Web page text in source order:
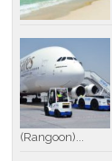
(Rangoon)...